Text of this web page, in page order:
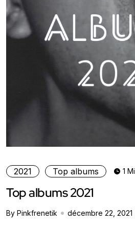
2021 Top albums 1
Top albums 2021
By Pinkfrenetik décembre 22, 2021